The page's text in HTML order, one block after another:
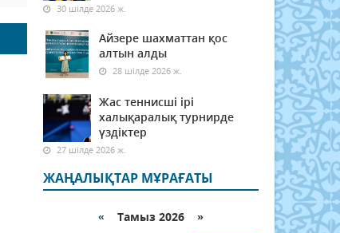
30 шілде 2026 ж.
Айзере шахматтан қос
алтын алды
28 шілде 2026 ж.
Жас теннисші ірі
халықаралық турнирде
үздіктер
27 шілде 2026 ж.
ЖАҢАЛЫҚТАР МҰРАҒАТЫ
« Тамыз 2026 »